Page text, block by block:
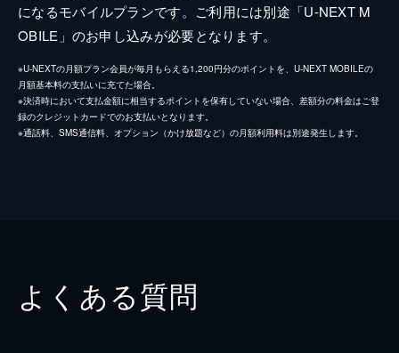
になるモバイルプランです。ご利用には別途「U-NEXT M
OBILE」のお申し込みが必要となります。
※U-NEXTの月額プラン会員が毎月もらえる1,200円分のポイントを、U-NEXT MOBILEの
月額基本料の支払いに充てた場合。
※決済時において支払金額に相当するポイントを保有していない場合、差額分の料金はご登
録のクレジットカードでのお支払いとなります。
※通話料、SMS通信料、オプション（かけ放題など）の月額利用料は別途発生します。
よくある質問